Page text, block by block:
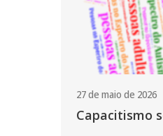
27 de maio de 2026
Capacitismo